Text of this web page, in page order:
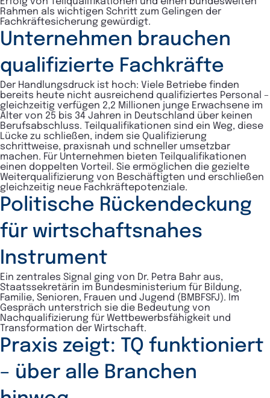
Rahmen als wichtigen Schritt zum Gelingen der
Fachkräftesicherung gewürdigt.
Unternehmen brauchen
qualifizierte Fachkräfte
Der Handlungsdruck ist hoch: Viele Betriebe finden
bereits heute nicht ausreichend qualifiziertes Personal –
gleichzeitig verfügen 2,2 Millionen junge Erwachsene im
Alter von 25 bis 34 Jahren in Deutschland über keinen
Berufsabschluss. Teilqualifikationen sind ein Weg, diese
Lücke zu schließen, indem sie Qualifizierung
schrittweise, praxisnah und schneller umsetzbar
machen. Für Unternehmen bieten Teilqualifikationen
einen doppelten Vorteil. Sie ermöglichen die gezielte
Weiterqualifizierung von Beschäftigten und erschließen
gleichzeitig neue Fachkräftepotenziale.
Politische Rückendeckung
für wirtschaftsnahes
Instrument
Ein zentrales Signal ging von Dr. Petra Bahr aus,
Staatssekretärin im Bundesministerium für Bildung,
Familie, Senioren, Frauen und Jugend (BMBFSFJ). Im
Gespräch unterstrich sie die Bedeutung von
Nachqualifizierung für Wettbewerbsfähigkeit und
Transformation der Wirtschaft.
Praxis zeigt: TQ funktioniert
– über alle Branchen